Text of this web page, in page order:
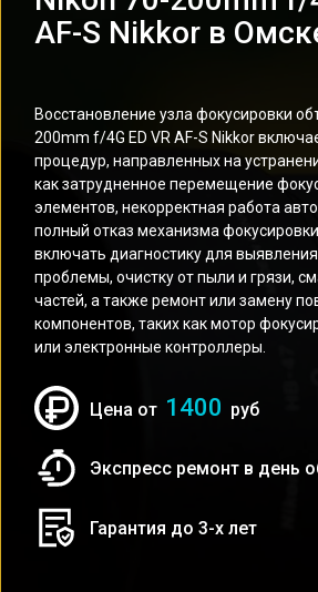
AF-S Nikkor в
Восстановление узла фокусировки
200mm f/4G ED VR AF-S Nikkor
процедур, направленных на
как затрудненное перемещение
элементов, некорректная работа
полный отказ механизма
включать диагностику для
проблемы, очистку от пыли и грязи,
частей, а также ремонт или замену
компонентов, таких как мотор
или электронные контроллеры.
Цена от 1400 руб
Экспресс ремонт в день
Гарантия до 3-х лет